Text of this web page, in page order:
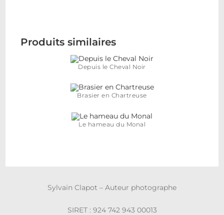
Produits similaires
Depuis le Cheval Noir
Brasier en Chartreuse
Le hameau du Monal
Sylvain Clapot – Auteur photographe
SIRET : 924 742 943 00013